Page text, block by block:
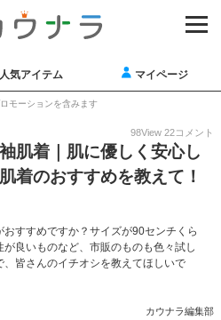
人気アイテム マイページ
モーションを含みます
98View 22コメント
肌着｜肌に優しく安心し
着のおすすめを教えて！
すすめですか？サイズが90センチくら
良いものなど、市販のものも色々試し
皆さんのイチオシを教えてほしいで
カウナラ編集部